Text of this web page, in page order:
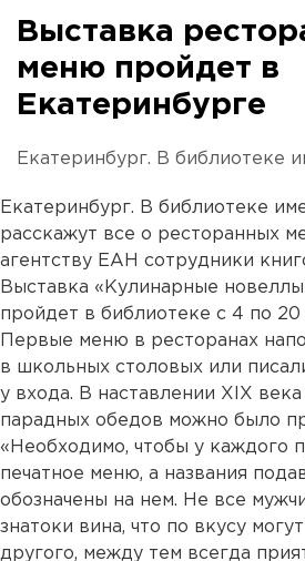
Выставка
меню пройдет в
Екатеринбурге
Екатеринбург. В библиотеке
Екатеринбург. В библиотеке
расскажут все о ресторанных
агентству ЕАН сотрудники
Выставка «Кулинарные
пройдет в библиотеке с 4 по 20
Первые меню в ресторанах
в школьных столовых или
у входа. В наставлении XIX
парадных обедов можно было
«Необходимо, чтобы у каждого
печатное меню, а названия
обозначены на нем. Не все
знатоки вина, что по вкусу
другого, между тем всегда